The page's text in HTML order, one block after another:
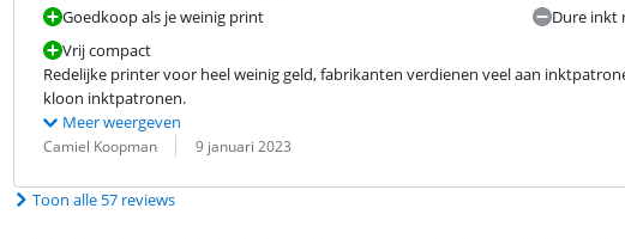
Goedkoop als je weinig print
Vrij compact
Dure inkt
Redelijke printer voor heel weinig geld, fabrikanten verdienen veel aan
kloon inktpatronen.
Meer weergeven
Beoordeling door:
Camiel Koopman
Datum: 9 januari 2023
Toon alle 57 reviews